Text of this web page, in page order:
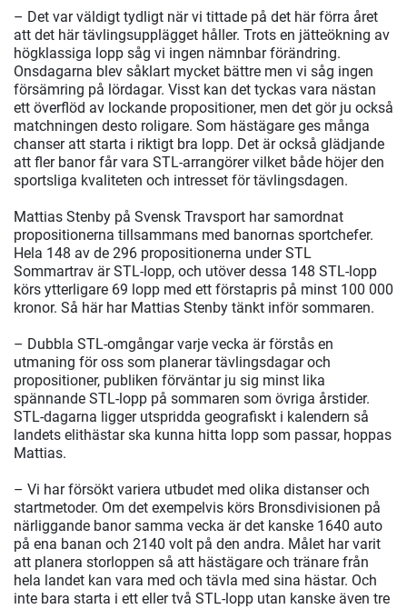
– Det var väldigt tydligt när vi tittade på det här förra året
att det här tävlingsupplägget håller. Trots en jätteökning av
högklassiga lopp såg vi ingen nämnbar förändring.
Onsdagarna blev såklart mycket bättre men vi såg ingen
försämring på lördagar. Visst kan det tyckas vara nästan
ett överflöd av lockande propositioner, men det gör ju också
matchningen desto roligare. Som hästägare ges många
chanser att starta i riktigt bra lopp. Det är också glädjande
att fler banor får vara STL-arrangörer vilket både höjer den
sportsliga kvaliteten och intresset för tävlingsdagen.
Mattias Stenby på Svensk Travsport har samordnat
propositionerna tillsammans med banornas sportchefer.
Hela 148 av de 296 propositionerna under STL
Sommartrav är STL-lopp, och utöver dessa 148 STL-lopp
körs ytterligare 69 lopp med ett förstapris på minst 100 000
kronor. Så här har Mattias Stenby tänkt inför sommaren.
– Dubbla STL-omgångar varje vecka är förstås en
utmaning för oss som planerar tävlingsdagar och
propositioner, publiken förväntar ju sig minst lika
spännande STL-lopp på sommaren som övriga årstider.
STL-dagarna ligger utspridda geografiskt i kalendern så
landets elithästar ska kunna hitta lopp som passar, hoppas
Mattias.
– Vi har försökt variera utbudet med olika distanser och
startmetoder. Om det exempelvis körs Bronsdivisionen på
närliggande banor samma vecka är det kanske 1640 auto
på ena banan och 2140 volt på den andra. Målet har varit
att planera storloppen så att hästägare och tränare från
hela landet kan vara med och tävla med sina hästar. Och
inte bara starta i ett eller två STL-lopp utan kanske även tre